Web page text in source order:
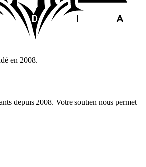
en 2008.
depuis 2008. Votre soutien nous permet